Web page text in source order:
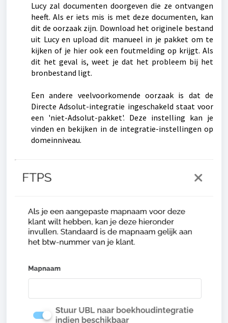
Lucy zal documenten doorgeven die ze ontvangen
heeft. Als er iets mis is met deze documenten, kan
dit de oorzaak zijn. Download het originele bestand
uit Lucy en upload dit manueel in je pakket om te
kijken of je hier ook een foutmelding op krijgt. Als
dit het geval is, weet je dat het probleem bij het
bronbestand ligt.
Een andere veelvoorkomende oorzaak is dat de
Directe Adsolut-integratie ingeschakeld staat voor
een 'niet-Adsolut-pakket'. Deze instelling kan je
vinden en bekijken in de integratie-instellingen op
domeinniveau.